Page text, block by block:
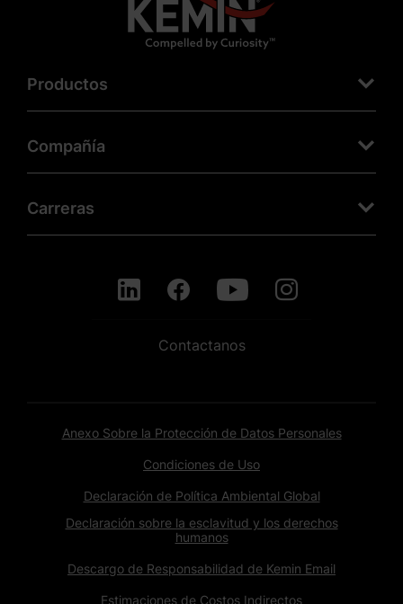
Productos
Compañía
Carreras
Contactanos
Anexo Sobre la Protección de Datos Personales
Condiciones de Uso
Declaración de Política Ambiental Global
Declaración sobre la esclavitud y los derechos
humanos
Descargo de Responsabilidad de Kemin Email
Estimaciones de Costos Indirectos